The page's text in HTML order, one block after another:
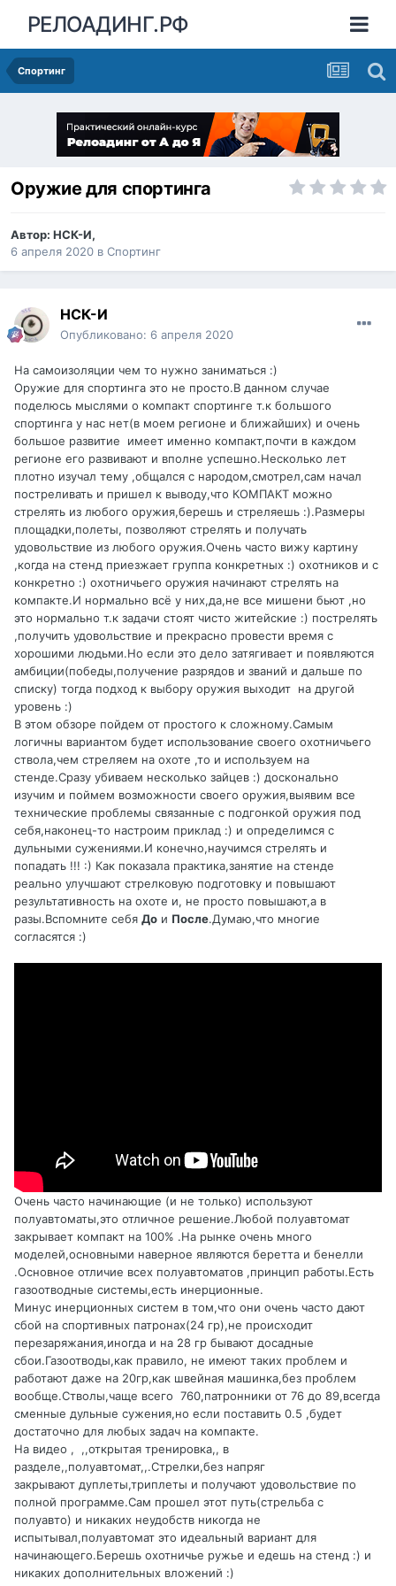
РЕЛОАДИНГ.РФ
Спортинг
Оружие для спортинга
Автор: НСК-И,
6 апреля 2020 в Спортинг
НСК-И
Опубликовано: 6 апреля 2020
На самоизоляции чем то нужно заниматься :)
Оружие для спортинга это не просто.В данном случае
поделюсь мыслями о компакт спортинге т.к большого
спортинга у нас нет(в моем регионе и ближайших) и очень
большое развитие имеет именно компакт,почти в каждом
регионе его развивают и вполне успешно.Несколько лет
плотно изучал тему ,общался с народом,смотрел,сам начал
постреливать и пришел к выводу,что КОМПАКТ можно
стрелять из любого оружия,берешь и стреляешь :).Размеры
площадки,полеты, позволяют стрелять и получать
удовольствие из любого оружия.Очень часто вижу картину
,когда на стенд приезжает группа конкретных :) охотников и с
конкретно :) охотничьего оружия начинают стрелять на
компакте.И нормально всё у них,да,не все мишени бьют ,но
это нормально т.к задачи стоят чисто житейские :) пострелять
,получить удовольствие и прекрасно провести время с
хорошими людьми.Но если это дело затягивает и появляются
амбиции(победы,получение разрядов и званий и дальше по
списку) тогда подход к выбору оружия выходит на другой
уровень :)
В этом обзоре пойдем от простого к сложному.Самым
логичны вариантом будет использование своего охотничьего
ствола,чем стреляем на охоте ,то и используем на
стенде.Сразу убиваем несколько зайцев :) досконально
изучим и поймем возможности своего оружия,выявим все
технические проблемы связанные с подгонкой оружия под
себя,наконец-то настроим приклад :) и определимся с
дульными сужениями.И конечно,научимся стрелять и
попадать !!! :) Как показала практика,занятие на стенде
реально улучшают стрелковую подготовку и повышают
результативность на охоте и, не просто повышают,а в
разы.Вспомните себя До и После.Думаю,что многие
согласятся :)
Очень часто начинающие (и не только) используют
полуавтоматы,это отличное решение.Любой полуавтомат
закрывает компакт на 100% .На рынке очень много
моделей,основными наверное являются беретта и бенелли
.Основное отличие всех полуавтоматов ,принцип работы.Есть
газоотводные системы,есть инерционные.
Минус инерционных систем в том,что они очень часто дают
сбой на спортивных патронах(24 гр),не происходит
перезаряжания,иногда и на 28 гр бывают досадные
сбои.Газоотводы,как правило, не имеют таких проблем и
работают даже на 20гр,как швейная машинка,без проблем
вообще.Стволы,чаще всего 760,патронники от 76 до 89,всегда
сменные дульные сужения,но если поставить 0.5 ,будет
достаточно для любых задач на компакте.
На видео , ,,открытая тренировка,, в
разделе,,полуавтомат,,.Стрелки,без напряг
закрывают дуплеты,триплеты и получают удовольствие по
полной программе.Сам прошел этот путь(стрельба с
полуавто) и никаких неудобств никогда не
испытывал,полуавтомат это идеальный вариант для
начинающего.Берешь охотничье ружье и едешь на стенд :) и
никаких дополнительных вложений :)